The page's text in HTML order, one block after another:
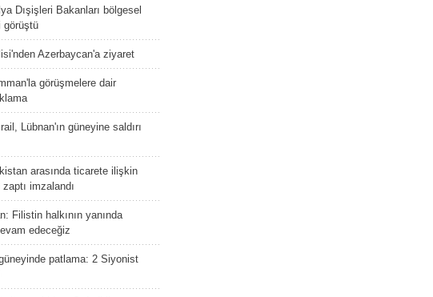
Dışişleri Bakanları bölgesel
görüştü
Azerbaycan'a ziyaret
görüşmelere dair
Lübnan'ın güneyine saldırı
arasında ticarete ilişkin
imzalandı
Filistin halkının yanında
edeceğiz
güneyinde patlama: 2 Siyonist